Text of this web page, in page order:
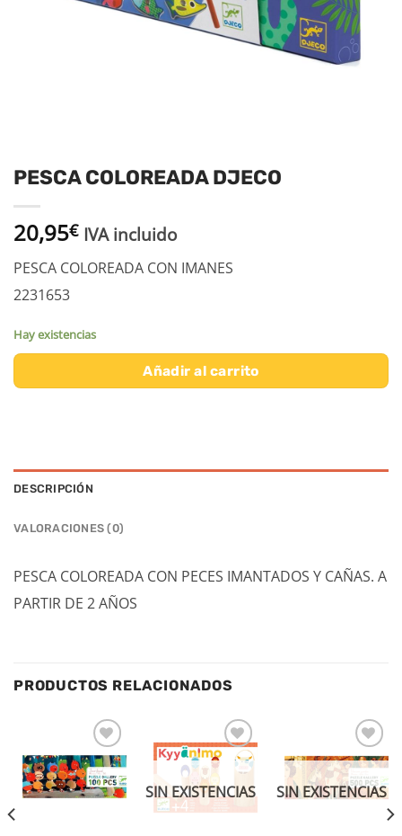
PESCA COLOREADA DJECO
20,95€ IVA incluido
PESCA COLOREADA CON IMANES
2231653
Hay existencias
Añadir al carrito
DESCRIPCIÓN
VALORACIONES (0)
PESCA COLOREADA CON PECES IMANTADOS Y CAÑAS. A
PARTIR DE 2 AÑOS
PRODUCTOS RELACIONADOS
Añadir
a la
lista de
deseos
Añadir
a la
lista de
deseos
SIN EXISTENCIAS
Añadir
a la
lista de
deseos
SIN EXISTENCIAS